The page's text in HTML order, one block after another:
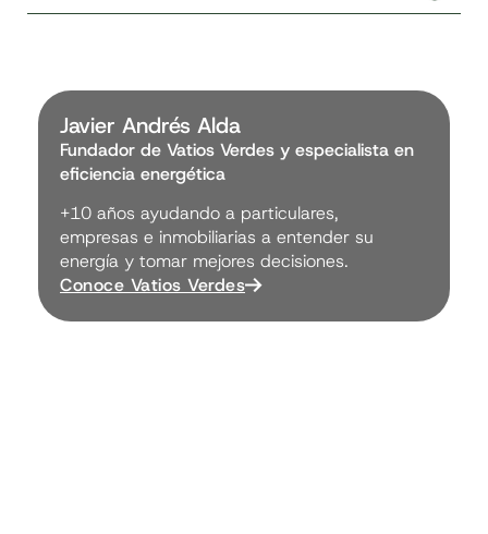
Javier Andrés Alda
Fundador de Vatios Verdes y especialista en
eficiencia energética
+10 años ayudando a particulares,
empresas e inmobiliarias a entender su
energía y tomar mejores decisiones.
Conoce Vatios Verdes